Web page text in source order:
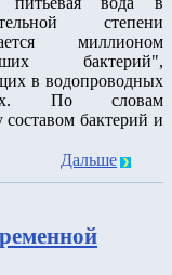
степени
миллионом
бактерий",
в водопроводных
По словам
составом бактерий и
Дальше